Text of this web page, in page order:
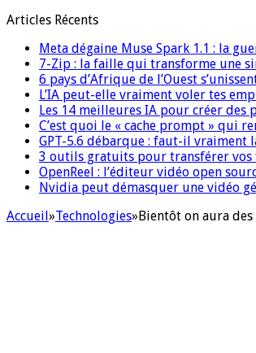
Articles Récents
Meta dégaine Muse Spark 1.1 : la
7-Zip : la faille qui transforme une
6 pays d’Afrique de l’Ouest
L’IA peut-elle vraiment voler tes
Les 14 meilleures IA pour créer des
C’est quoi le « cache prompt » qui
GPT-5.6 débarque : faut-il vraiment
3 outils gratuits pour transférer vos
OpenReel : l’éditeur vidéo open
Nvidia peut démasquer une vidéo
Accueil»Technologies»Bientôt on aura